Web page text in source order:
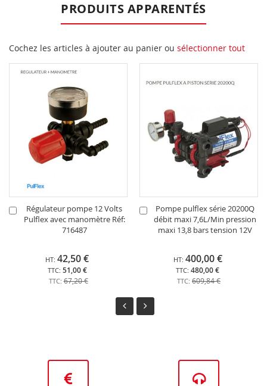
PRODUITS APPARENTÉS
Cochez les articles à ajouter au panier ou sélectionner tout
Régulateur pompe 12 Volts
Pulflex avec manomètre Réf:
716487
51,00 €
42,50 €
67,20 €
Ajouter
au
Pompe pulflex série 20200Q
débit maxi 7,6L/Min pression
maxi 13,8 bars tension 12V
480,00 €
400,00 €
609,84 €
Ajouter
au
panier